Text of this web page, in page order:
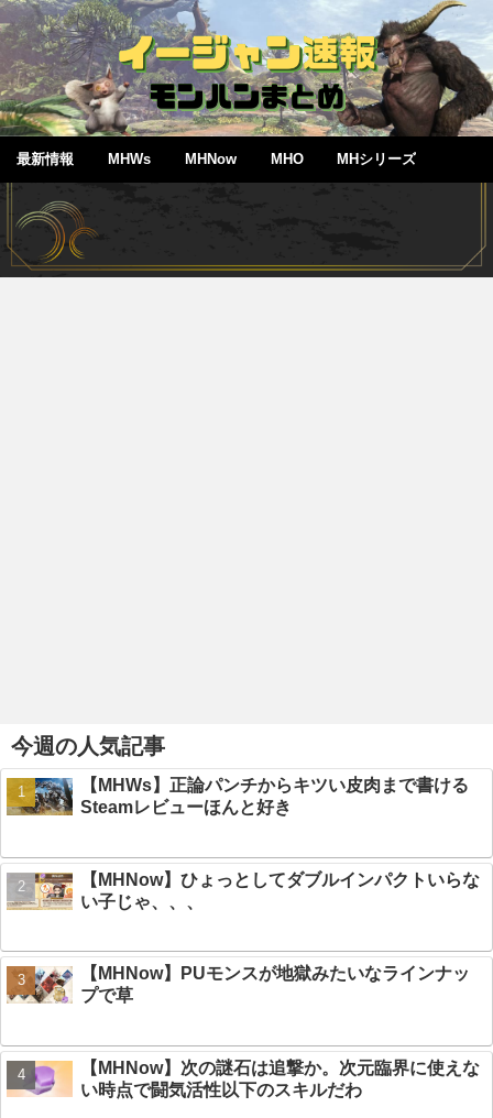
最新情報 MHWs MHNow MHO MHシリーズ
今週の人気記事
【MHWs】正論パンチからキツい皮肉まで書ける
Steamレビューほんと好き
【MHNow】ひょっとしてダブルインパクトいらな
い子じゃ、、、
【MHNow】PUモンスが地獄みたいなラインナッ
プで草
【MHNow】次の謎石は追撃か。次元臨界に使えな
い時点で闘気活性以下のスキルだわ